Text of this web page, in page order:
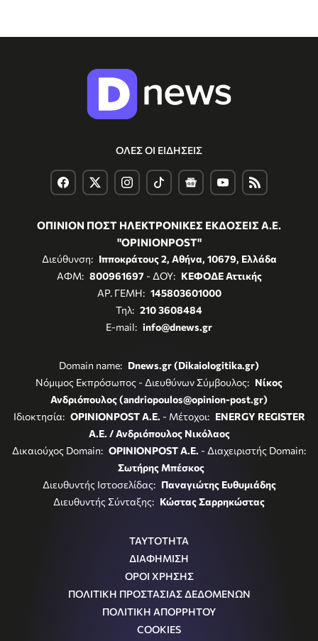
ΟΛΕΣ ΟΙ ΕΙΔΗΣΕΙΣ
ΟΠΙΝΙΟΝ ΠΟΣΤ ΗΛΕΚΤΡΟΝΙΚΕΣ ΕΚΔΟΣΕΙΣ Α.Ε.
"OPINIONPOST"
Διεύθυνση: Ιπποκράτους 2, Αθήνα, 10679, Ελλάδα
ΑΦΜ: 800961697- ΔΟΥ: ΚΕΦΟΔΕ Αττικής
ΑΡ. ΓΕΜΗ: 145803601000
Τηλ: 210 3608484
E-mail: info@dnews.gr
Domain name: Dnews.gr (Dikaiologitika.gr)
Νόμιμος Εκπρόσωπος - Διευθύνων Σύμβουλος: Νίκος
Ανδριόπουλος (andriopoulos@opinion-post.gr)
Ιδιοκτησία: OPINIONPOST A.E. - Μέτοχοι: ENERGY REGISTER
Α.Ε. / Ανδριόπουλος Νικόλαος
Δικαιούχος Domain: OPINIONPOST A.E. - Διαχειριστής Domain:
Σωτήρης Μπέσκος
Διευθυντής Ιστοσελίδας: Παναγιώτης Ευθυμιάδης
Διευθυντής Σύνταξης: Κώστας Σαρρηκώστας
ΤΑΥΤΟΤΗΤΑ
ΔΙΑΦΗΜΙΣΗ
ΟΡΟΙ ΧΡΗΣΗΣ
ΠΟΛΙΤΙΚΗ ΠΡΟΣΤΑΣΙΑΣ ΔΕΔΟΜΕΝΩΝ
ΠΟΛΙΤΙΚΗ ΑΠΟΡΡΗΤΟΥ
COOKIES